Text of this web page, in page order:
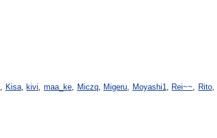
, Kisa, kivi, maa_ke, Miczq, Migeru, Moyashi1, Rei~~, Rito,